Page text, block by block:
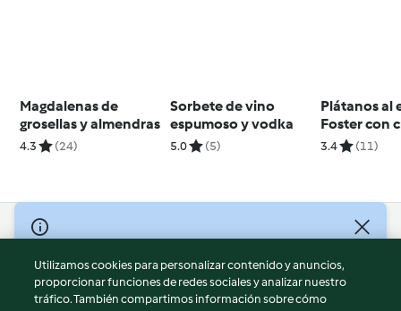
Magdalenas de
grosellas y almendras
4.3 (24)
Sorbete de vino
espumoso y vodka
5.0 (5)
Plátanos al
Foster con
3.4 (11)
© Copyright 2026
Términos de uso
Política de privacidad
Utilizamos cookies para personalizar contenido y anuncios,
proporcionar funciones de redes sociales y analizar nuestro
tráfico. También compartimos información sobre cómo